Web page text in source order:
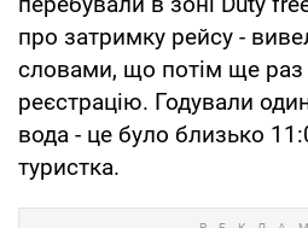
про затримку рейсу -
словами, що потім ще раз
реєстрацію. Годували
вода - це було близько
туристка.